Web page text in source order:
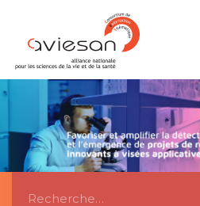
contenu
Recherche